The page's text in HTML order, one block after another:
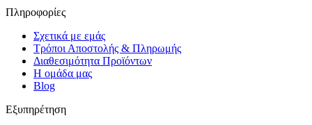
Πληροφορίες
Σχετικά με εμάς
Τρόποι Αποστολής & Πληρωμής
Διαθεσιμότητα Προϊόντων
Η ομάδα μας
Blog
Εξυπηρέτηση